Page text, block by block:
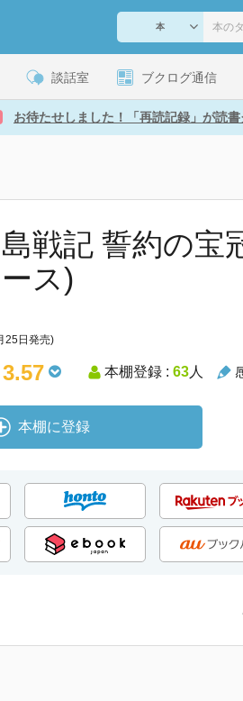
談話室 ブクログ通信
お待たせしました！「再読記録」が読書
戦記 誓約の宝
ス)
25日発売)
3.57 本棚登録 : 63人
本棚に登録